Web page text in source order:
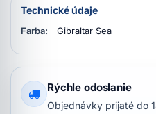
Technické údaje
Farba: Gibraltar Sea
Rýchle odoslanie
Objednávky prijaté do